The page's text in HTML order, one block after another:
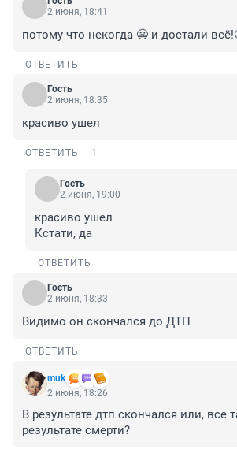
2 июня, 18:41
потому что некогда 😬 и достали
ОТВЕТИТЬ
Гость
2 июня, 18:35
красиво ушел
ОТВЕТИТЬ 1
Гость
2 июня, 19:00
красиво ушел
Кстати, да
ОТВЕТИТЬ
Гость
2 июня, 18:33
Видимо он скончался до ДТП
ОТВЕТИТЬ
muk
2 июня, 18:26
В результате дтп скончался или, все
результате смерти?